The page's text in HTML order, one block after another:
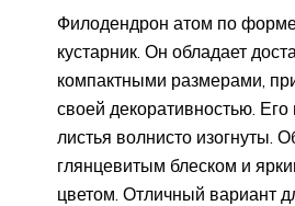
Филодендрон атом по
кустарник. Он обладает
компактными размерами,
своей декоративностью.
листья волнисто изогнуты.
глянцевитым блеском и
цветом. Отличный вариант